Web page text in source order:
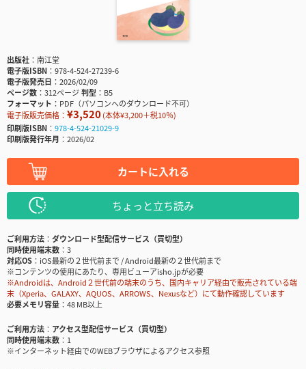
出版社
南江堂
電子版ISBN
978-4-524-27239-6
電子版発売日
2026/02/09
ページ数
312ページ判型
B5
フォーマット
PDF（パソコンへのダウンロード不可）
電子版販売価格： ¥3,520(本体¥3,200＋税10％)
印刷版ISBN
978-4-524-21029-9
印刷版発行年月
2026/02
カートに入れる
ちょっと立ち読み
ご利用方法
ダウンロード型配信サービス（買切型）
同時使用端末数
3
対応OS
iOS最新の２世代前まで / Android最新の２世代前まで
※コンテンツの使用にあたり、専用ビューアisho.jpが必要
※Androidは、Android２世代前の端末のうち、国内キャリア経由で販売されている端
末（Xperia、GALAXY、AQUOS、ARROWS、Nexusなど）にて動作確認しています
必要メモリ容量
48 MB以上
ご利用方法
アクセス型配信サービス（買切型）
同時使用端末数
1
※インターネット経由でのWEBブラウザによるアクセス参照